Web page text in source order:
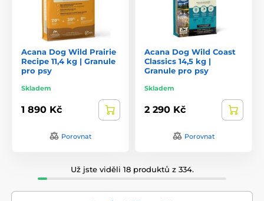
Acana Dog Wild Prairie
Recipe 11,4 kg | Granule
pro psy
Skladem
1 890 Kč
Porovnat
Acana Dog Wild Coast
Classics 14,5 kg |
Granule pro psy
Skladem
2 290 Kč
Porovnat
Už jste viděli 18 produktů z 334.